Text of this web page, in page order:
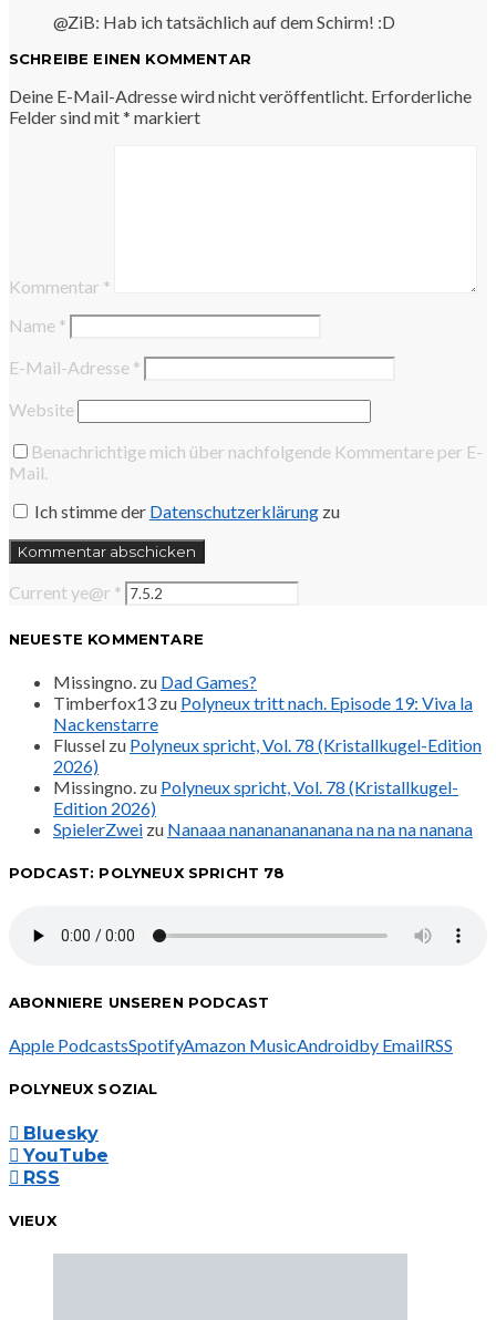
@ZiB: Hab ich tatsächlich auf dem Schirm! :D
SCHREIBE EINEN KOMMENTAR
Deine E-Mail-Adresse wird nicht veröffentlicht. Erforderliche
Felder sind mit* markiert
Kommentar *
Name *
E-Mail-Adresse *
Website
Benachrichtige mich über nachfolgende Kommentare per E-
Mail.
Ich stimme der Datenschutzerklärung zu
Current ye@r *
NEUESTE KOMMENTARE
Missingno. zu Dad Games?
Timberfox13 zu Polyneux tritt nach. Episode 19: Viva la
Nackenstarre
Flussel zu Polyneux spricht, Vol. 78 (Kristallkugel-Edition
2026)
Missingno. zu Polyneux spricht, Vol. 78 (Kristallkugel-
Edition 2026)
SpielerZwei zu Nanaaa nanananananana na na na nanana
PODCAST: POLYNEUX SPRICHT 78
ABONNIERE UNSEREN PODCAST
Apple PodcastsSpotifyAmazon MusicAndroidby EmailRSS
POLYNEUX SOZIAL
Bluesky
YouTube
RSS
VIEUX